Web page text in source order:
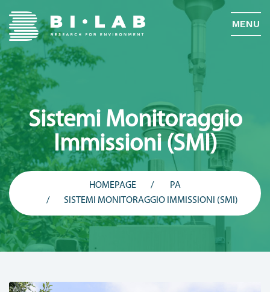
MENU
Sistemi Monitoraggio
Immissioni (SMI)
HOMEPAGE
PA
SISTEMI MONITORAGGIO IMMISSIONI (SMI)